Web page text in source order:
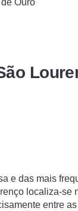
e das mais
localiza-se
entre